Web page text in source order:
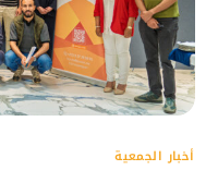
أخبار الجمعية